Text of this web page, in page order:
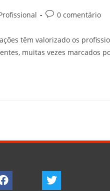
0 comentário
têm valorizado os
muitas vezes marcados